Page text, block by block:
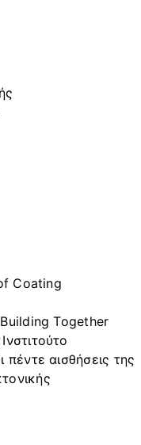
Coating
Together
πέντε αισθήσεις της